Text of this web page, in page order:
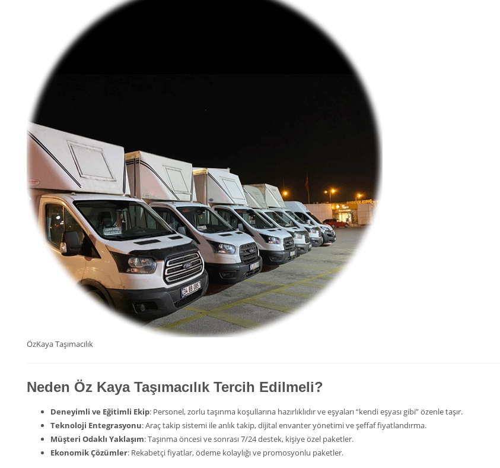
ÖzKaya Taşımacılık
Neden Öz Kaya Taşımacılık Tercih Edilmeli?
Deneyimli ve Eğitimli Ekip: Personel, zorlu taşınma koşullarına hazırlıklıdır ve eşyaları “kendi eşyası gibi” özenle taşır.
Teknoloji Entegrasyonu: Araç takip sistemi ile anlık takip, dijital envanter yönetimi ve şeffaf fiyatlandırma.
Müşteri Odaklı Yaklaşım: Taşınma öncesi ve sonrası 7/24 destek, kişiye özel paketler.
Ekonomik Çözümler: Rekabetçi fiyatlar, ödeme kolaylığı ve promosyonlu paketler.